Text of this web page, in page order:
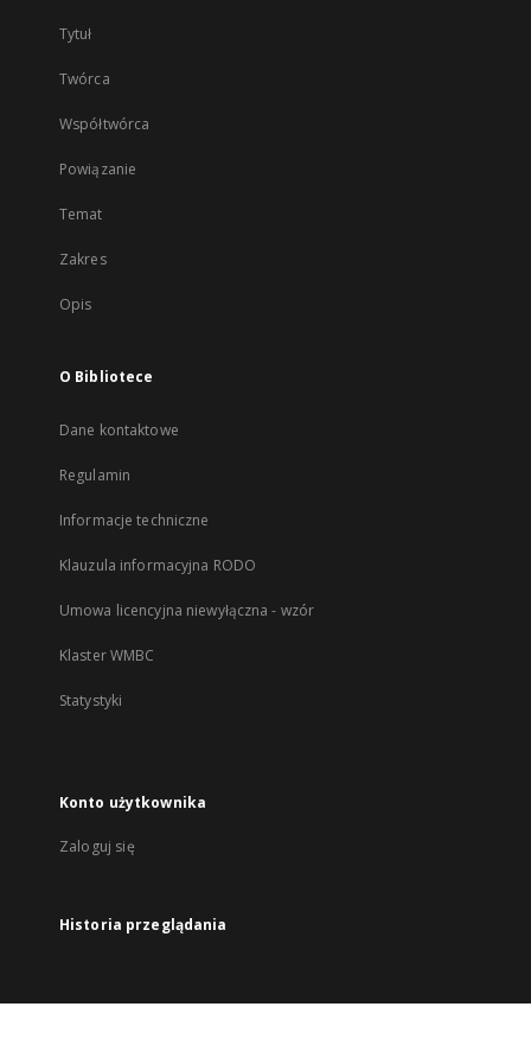
Tytuł
Twórca
Współtwórca
Powiązanie
Temat
Zakres
Opis
O Bibliotece
Dane kontaktowe
Regulamin
Informacje techniczne
Klauzula informacyjna RODO
Umowa licencyjna niewyłączna - wzór
Klaster WMBC
Statystyki
Konto użytkownika
Zaloguj się
Historia przeglądania